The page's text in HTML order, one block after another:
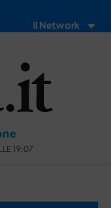
Il Network
19:07